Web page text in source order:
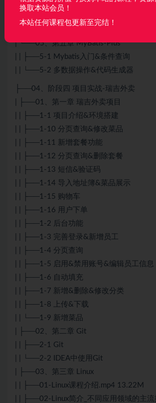
| ├──04、第四章 Maven高级
| └──05、第五章 MyBatis-Plus
| | ├──5-1 Mybatis入门&条件查询
| | └──5-2 多数据操作&代码生成器
├──04、阶段四 项目实战-瑞吉外卖
| ├──01、第一章 瑞吉外卖项目
| | ├──1-1 项目介绍&环境搭建
| | ├──1-10 分页查询&修改菜品
| | ├──1-11 新增套餐功能
| | ├──1-12 分页查询&删除套餐
| | ├──1-13 短信&验证码
| | ├──1-14 导入地址簿&菜品展示
| | ├──1-15 购物车
| | ├──1-16 用户下单
| | ├──1-2 后台功能
| | ├──1-3 完善登录&新增员工
| | ├──1-4 分页查询
| | ├──1-5 启用&禁用账号&编辑员工信息
| | ├──1-6 自动填充
| | ├──1-7 新增&删除&修改分类
| | ├──1-8 上传&下载
| | └──1-9 新增菜品
| ├──02、第二章 Git
| | ├──2-1 Git
| | └──2-2 IDEA中使用Git
| ├──03、第三章 Linux
| | ├──01-Linux课程介绍.mp4 13.22M
| | ├──02-Linux简介_不同应用领域的主
换取本站会员！
本站任何课程包更新至完结！